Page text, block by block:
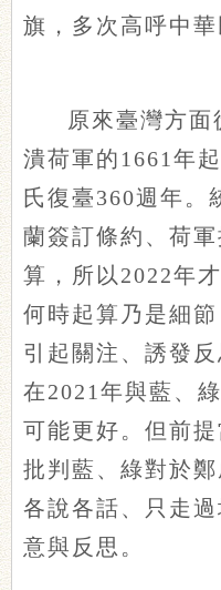
旗，多次高呼中華
原來臺灣方面
潰荷軍的1661年
氏復臺360週年。
蘭簽訂條約、荷
算，所以2022年
何時起算乃是細節
引起關注、誘發
在2021年與藍、
可能更好。但前
批判藍、綠對於
各說各話、只走
意與反思。